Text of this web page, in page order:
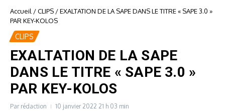
Accueil /CLIPS /EXALTATION DE LA SAPE DANS LE TITRE « SAPE 3.0 »
PAR KEY-KOLOS
CLIPS
EXALTATION DE LA SAPE
DANS LE TITRE « SAPE 3.0 »
PAR KEY-KOLOS
Par rédaction 10 janvier 2022 21 h 03 min